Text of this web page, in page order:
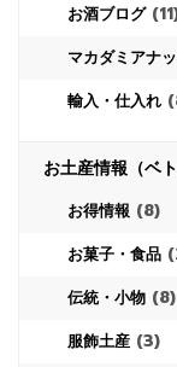
お酒ブログ
マカダミアナ
輸入・仕入れ
お土産情報（ベト
お得情報 (8)
お菓子・食品
伝統・小物 (8)
服飾土産 (3)